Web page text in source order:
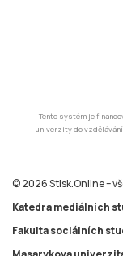
Tento systém je
univerzity do
© 2026 Stisk.Online –
Katedra mediálních
Fakulta sociálních